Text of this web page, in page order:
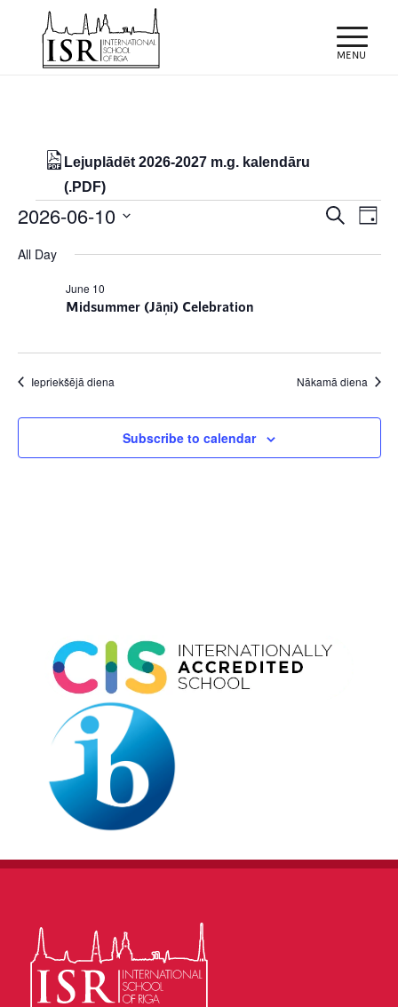
Lejuplādēt 2026-2027 m.g. kalendāru
(.PDF)
Notikumi
for
10/06/2026
Meklēt
Day
2026-06-10
All Day
Midsummer (Jāņi) Celebration
June 10
Iepriekšējā diena Nākamā diena
Subscribe to calendar